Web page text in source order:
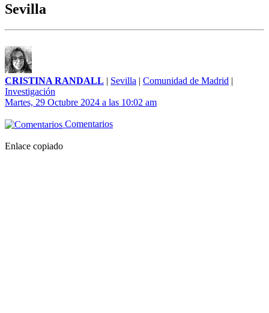
Sevilla
CRISTINA RANDALL | Sevilla | Comunidad de Madrid |
Investigación
Martes, 29 Octubre 2024 a las 10:02 am
Comentarios
Enlace copiado